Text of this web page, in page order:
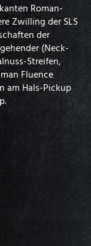
Roman-
Zwilling der SLS
der
(Neck-
Streifen,
Fluence
am Hals-Pickup